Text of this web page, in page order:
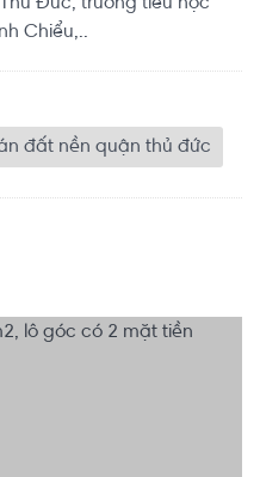
Chiểu,..
đất nền quận thủ đức